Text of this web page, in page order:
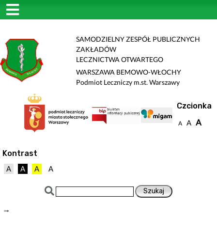
SAMODZIELNY ZESPÓŁ PUBLICZNYCH
ZAKŁADÓW
LECZNICTWA OTWARTEGO
WARSZAWA BEMOWO-WŁOCHY
Podmiot Leczniczy m.st. Warszawy
Czcionka
A A A
Kontrast
A A A A
→